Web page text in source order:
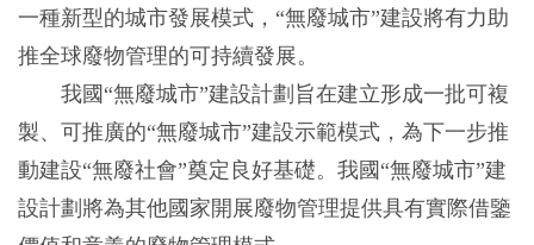
一種新型的城市發展模式，“無廢城市”建設將有力助
推全球廢物管理的可持續發展。
我國“無廢城市”建設計劃旨在建立形成一批可複
製、可推廣的“無廢城市”建設示範模式，為下一步推
動建設“無廢社會”奠定良好基礎。我國“無廢城市”建
設計劃將為其他國家開展廢物管理提供具有實際借鑒